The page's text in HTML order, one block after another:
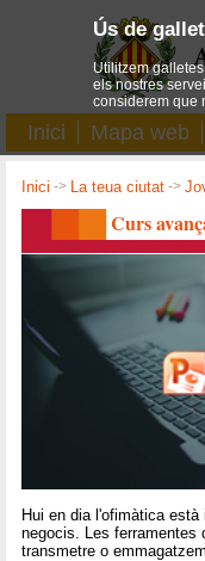
Inici Mapa web
Inici -> La teua ciutat ->
Curs
Hui en dia l'ofimàtica
negocis. Les ferramentes
transmetre o
Ús de
Utilitzem
els nostres
considerem que